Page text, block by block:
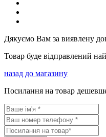
Дякуємо Вам за виявлену
Товар буде відправлений
назад до магазину
Посилання на товар